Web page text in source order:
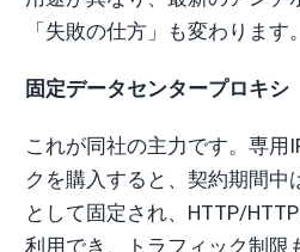
「失敗の仕方」も変わります。
固定データセンタープロキシ
これが同社の主力です。専用
クを購入すると、契約期間中
として固定され、HTTP/
利用でき、トラフィック制限